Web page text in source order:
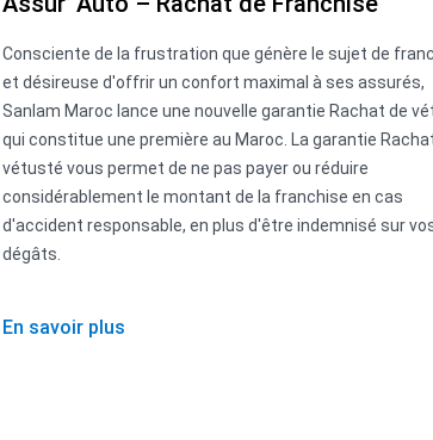
Consciente de la frustration que génère le sujet de
et désireuse d'offrir un confort maximal à ses assurés,
Sanlam Maroc lance une nouvelle garantie Rachat de
qui constitue une première au Maroc. La garantie
vétusté vous permet de ne pas payer ou réduire
considérablement le montant de la franchise en cas
d'accident responsable, en plus d'être indemnisé sur
dégâts.
En savoir plus